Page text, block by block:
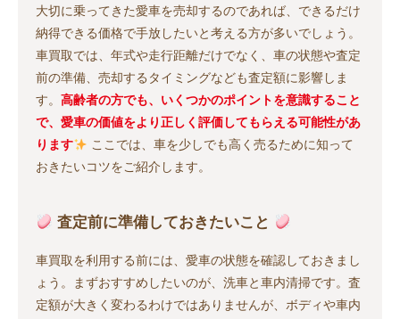
大切に乗ってきた愛車を売却するのであれば、できるだけ
納得できる価格で手放したいと考える方が多いでしょう。
車買取では、年式や走行距離だけでなく、車の状態や査定
前の準備、売却するタイミングなども査定額に影響しま
す。 高齢者の方でも、いくつかのポイントを意識すること
で、愛車の価値をより正しく評価してもらえる可能性があ
ります
ここでは、車を少しでも高く売るために知って
おきたいコツをご紹介します。
査定前に準備しておきたいこと
車買取を利用する前には、愛車の状態を確認しておきまし
ょう。まずおすすめしたいのが、洗車と車内清掃です。査
定額が大きく変わるわけではありませんが、ボディや車内